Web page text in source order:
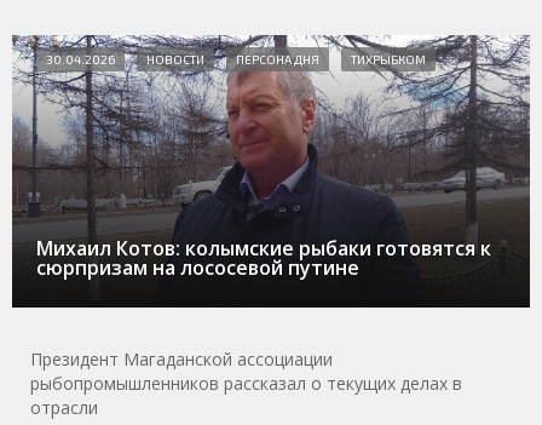
Михаил Котов: колымские рыбаки готовятся к
сюрпризам на лососевой путине
30.04.2026 НОВОСТИ ПЕРСОНА ДНЯ ТИХРЫБКОМ
Президент Магаданской ассоциации
рыбопромышленников рассказал о текущих делах в
отрасли